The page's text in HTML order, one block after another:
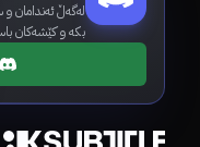
لەگەڵ ئەندامان و
بکە و کێشەکان